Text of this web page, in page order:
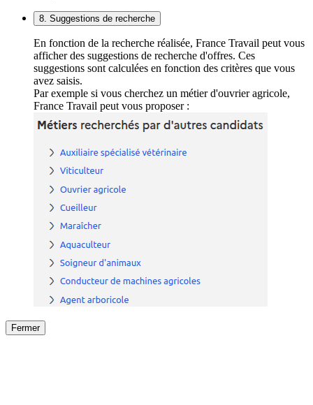
8. Suggestions de recherche
En fonction de la recherche réalisée, France Travail peut vous
afficher des suggestions de recherche d'offres. Ces
suggestions sont calculées en fonction des critères que vous
avez saisis.
Par exemple si vous cherchez un métier d'ouvrier agricole,
France Travail peut vous proposer :
Fermer